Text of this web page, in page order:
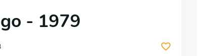
- 1979